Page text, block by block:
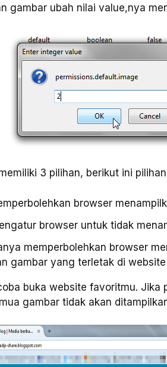
gambar ubah nilai value,nya
3 pilihan, berikut ini
browser
browser untuk tidak
memperbolehkan browser
gambar yang terletak di
buka website favoritmu. Jika
gambar tidak akan